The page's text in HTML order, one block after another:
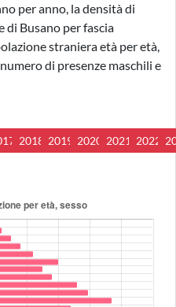
per anno, la densità di
Busano per fascia
straniera età per età,
di presenze maschili e
2018 2019 2020 2021 2022